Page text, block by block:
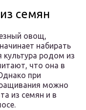
семян
овощ,
набирать
культура родом из
что она в
при
можно
из семян и в